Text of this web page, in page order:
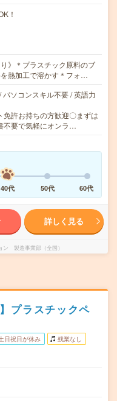
！
》＊プラスチック原料のブ
熱加工で溶かす＊フォ…
ソコンスキル不要 / 英語力
許お持ちの方歓迎〇まずは
不要で気軽にオンラ…
40代 50代 60代
詳しく見る
ン 製造事業部（全国）
プラスチックペ
日祝日が休み 残業なし